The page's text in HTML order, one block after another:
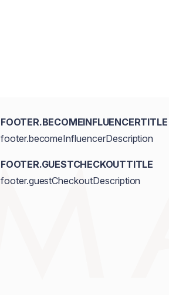
FOOTER.BECOMEINFLUENCERTITLE
footer.becomeInfluencerDescription
FOOTER.GUESTCHECKOUTTITLE
footer.guestCheckoutDescription